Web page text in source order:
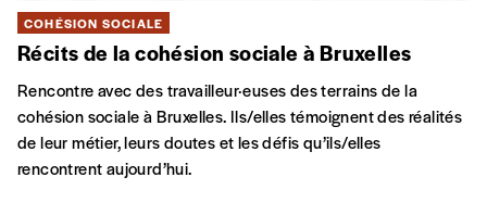
COHÉSION SOCIALE
Récits de la cohésion sociale à Bruxelles
Rencontre avec des travailleur·euses des terrains de la
cohésion sociale à Bruxelles. Ils/elles témoignent des réalités
de leur métier, leurs doutes et les défis qu’ils/elles
rencontrent aujourd’hui.